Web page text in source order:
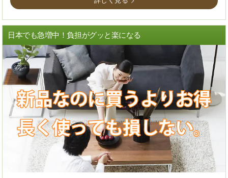
日本でも急増中！負担がグッと楽になる